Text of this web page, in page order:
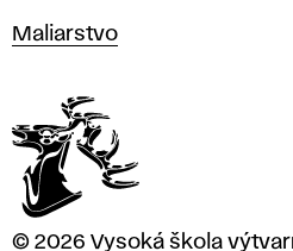
Katedry
Maliarstvo
© 2026 Vysoká škola